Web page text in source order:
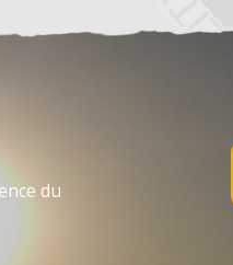
du